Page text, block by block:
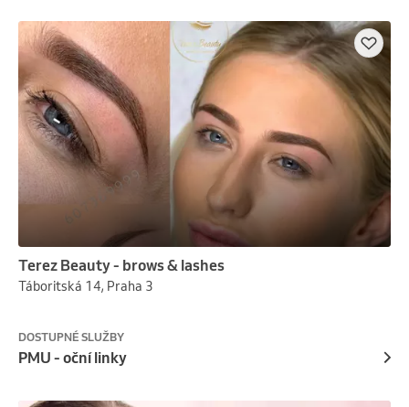
Terez Beauty - brows & lashes
Táboritská 14, Praha 3
DOSTUPNÉ SLUŽBY
PMU - oční linky